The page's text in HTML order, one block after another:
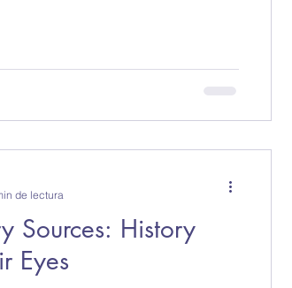
Sources: History
Eyes
de lectura